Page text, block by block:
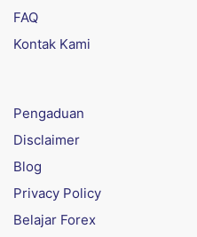
FAQ
Kontak Kami
Pengaduan
Disclaimer
Blog
Privacy Policy
Belajar Forex